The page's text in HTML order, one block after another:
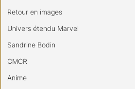
Retour en images
Univers étendu Marvel
Sandrine Bodin
CMCR
Anime